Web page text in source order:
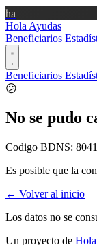
ha
Hola Ayudas
Beneficiarios
Beneficiarios
😕
No se pudo
Codigo BDNS:
Es posible que la
← Volver al inicio
Los datos no se
Un proyecto de